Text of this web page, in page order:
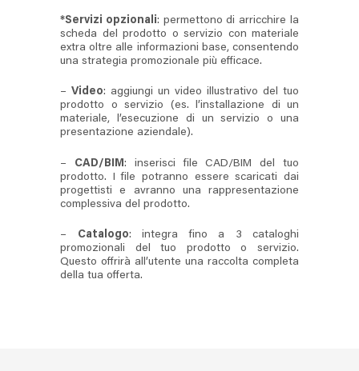
*Servizi opzionali: permettono di arricchire la
scheda del prodotto o servizio con materiale
extra oltre alle informazioni base, consentendo
una strategia promozionale più efficace.
– Video: aggiungi un video illustrativo del tuo
prodotto o servizio (es. l’installazione di un
materiale, l’esecuzione di un servizio o una
presentazione aziendale).
– CAD/BIM : inserisci file CAD/BIM del tuo
prodotto. I file potranno essere scaricati dai
progettisti e avranno una rappresentazione
complessiva del prodotto.
– Catalogo: integra fino a 3 cataloghi
promozionali del tuo prodotto o servizio.
Questo offrirà all’utente una raccolta completa
della tua offerta.